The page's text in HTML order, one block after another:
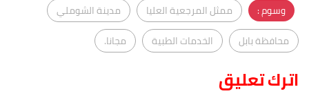
وسوم :
ممثل المرجعية العليا
مدينة الشوملي
محافظة بابل
الخدمات الطبية مجانا.
اترك تعليق